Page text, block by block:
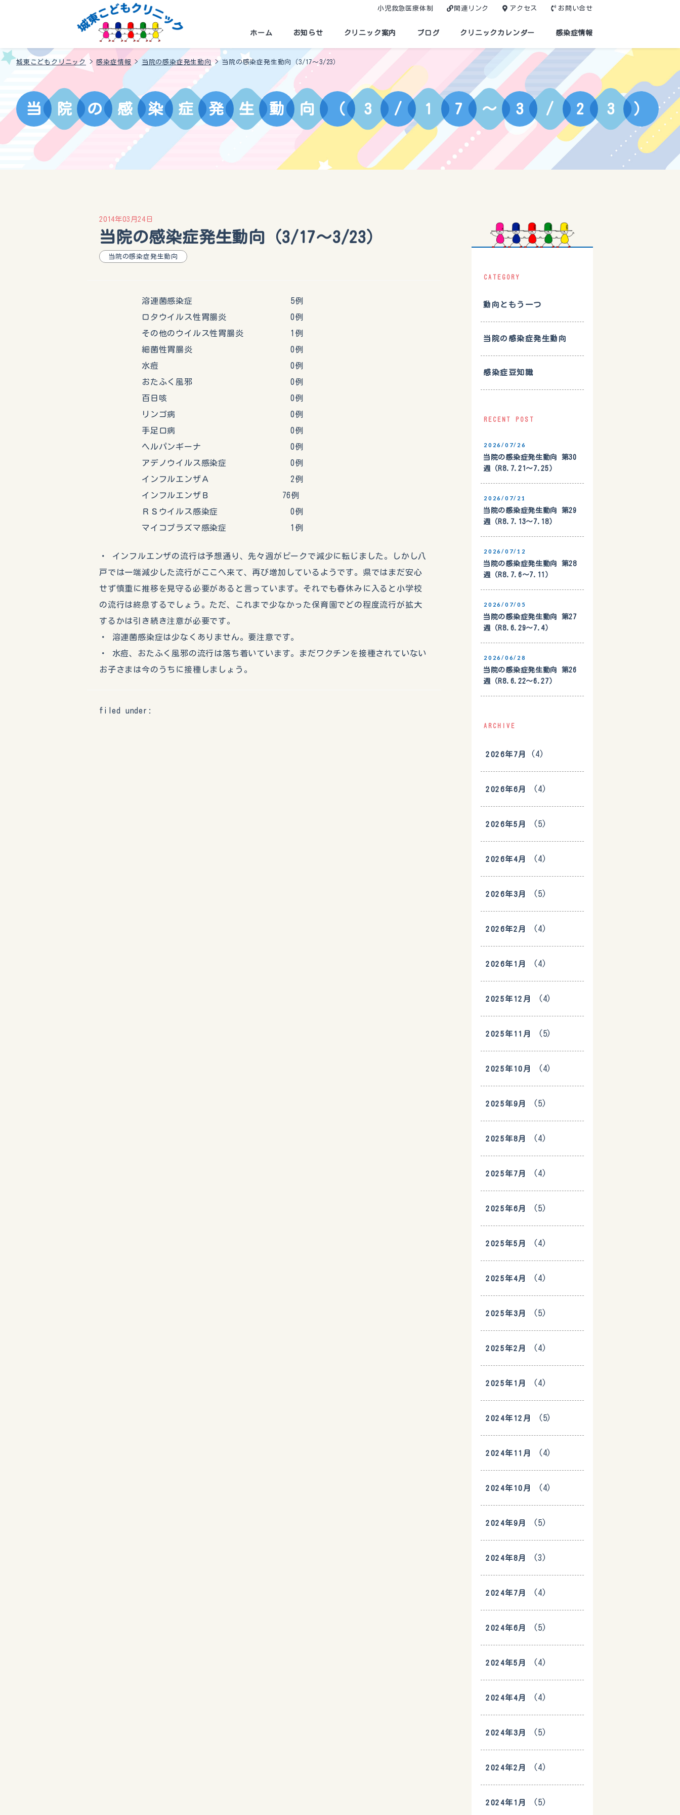
小児救急医療体制 関連リンク アクセス お問い合せ
ホーム お知らせ クリニック案内 ブログ クリニックカレンダー 感染症情報
城東こどもクリニック >感染症情報 > 当院の感染症発生動向 > 当院の感染症発生動向（3/17～3/23）
当 院 の 感 染 症 発 生 動 向 （ 3 / 1 7 ～ 3 / 2 3 ）
2014年03月24日
当院の感染症発生動向（3/17～3/23）
当院の感染症発生動向
溶連菌感染症 5例
ロタウイルス性胃腸炎 0例
その他のウイルス性胃腸炎 1例
細菌性胃腸炎 0例
水痘 0例
おたふく風邪 0例
百日咳 0例
リンゴ病 0例
手足口病 0例
ヘルパンギーナ 0例
アデノウイルス感染症 0例
インフルエンザＡ 2例
インフルエンザＢ 76例
ＲＳウイルス感染症 0例
マイコプラズマ感染症 1例
・ インフルエンザの流行は予想通り、先々週がピークで減少に転じました。しかし八
戸では一端減少した流行がここへ来て、再び増加しているようです。県ではまだ安心
せず慎重に推移を見守る必要があると言っています。それでも春休みに入ると小学校
の流行は終息するでしょう。ただ、これまで少なかった保育園でどの程度流行が拡大
するかは引き続き注意が必要です。
・ 溶連菌感染症は少なくありません。要注意です。
・ 水痘、おたふく風邪の流行は落ち着いています。まだワクチンを接種されていない
お子さまは今のうちに接種しましょう。
filed under:
CATEGORY
動向ともう一つ
当院の感染症発生動向
感染症豆知識
RECENT POST
2026/07/26
当院の感染症発生動向 第30
週（R8.7.21〜7.25）
2026/07/21
当院の感染症発生動向 第29
週（R8.7.13〜7.18）
2026/07/12
当院の感染症発生動向 第28
週（R8.7.6〜7.11）
2026/07/05
当院の感染症発生動向 第27
週（R8.6.29〜7.4）
2026/06/28
当院の感染症発生動向 第26
週（R8.6.22〜6.27）
ARCHIVE
2026年7月 (4)
2026年6月 (4)
2026年5月 (5)
2026年4月 (4)
2026年3月 (5)
2026年2月 (4)
2026年1月 (4)
2025年12月 (4)
2025年11月 (5)
2025年10月 (4)
2025年9月 (5)
2025年8月 (4)
2025年7月 (4)
2025年6月 (5)
2025年5月 (4)
2025年4月 (4)
2025年3月 (5)
2025年2月 (4)
2025年1月 (4)
2024年12月 (5)
2024年11月 (4)
2024年10月 (4)
2024年9月 (5)
2024年8月 (3)
2024年7月 (4)
2024年6月 (5)
2024年5月 (4)
2024年4月 (4)
2024年3月 (5)
2024年2月 (4)
2024年1月 (5)